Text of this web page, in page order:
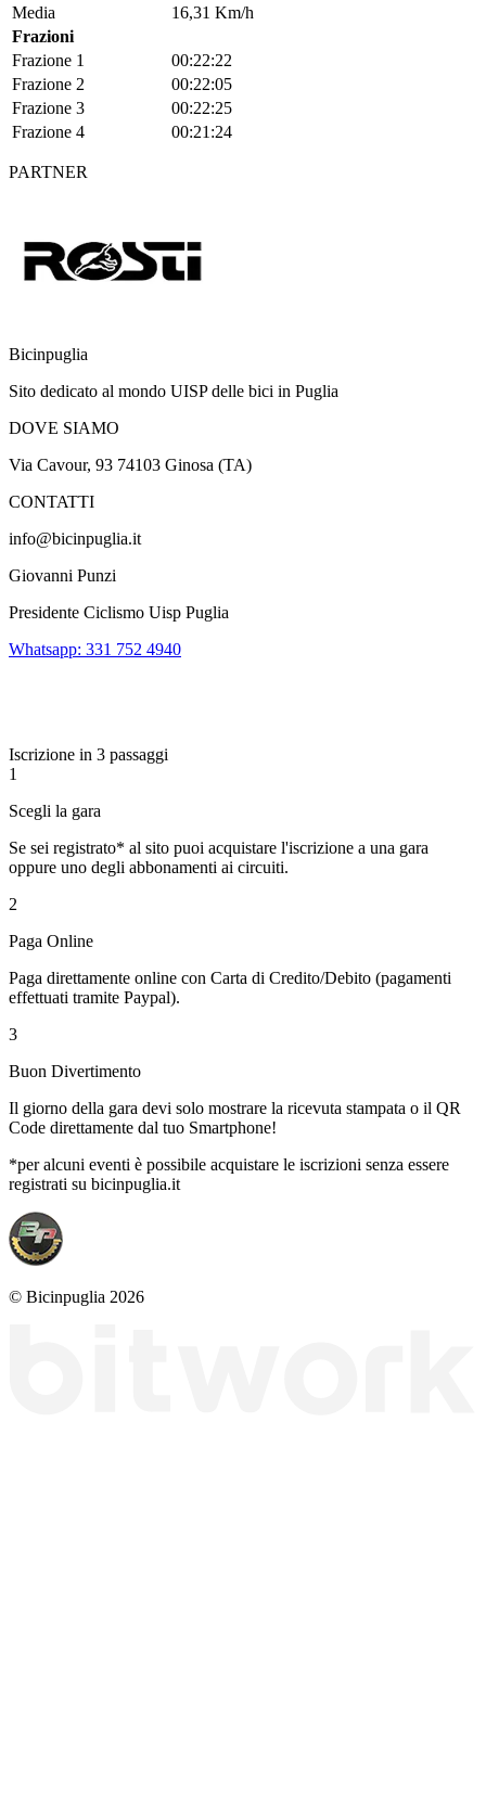
Media
16,31 Km/h
Frazioni
Frazione 1
00:22:22
Frazione 2
00:22:05
Frazione 3
00:22:25
Frazione 4
00:21:24
PARTNER
Bicinpuglia
Sito dedicato al mondo UISP delle bici in Puglia
DOVE SIAMO
Via Cavour, 93 74103 Ginosa (TA)
CONTATTI
info@bicinpuglia.it
Giovanni Punzi
Presidente Ciclismo Uisp Puglia
Whatsapp: 331 752 4940
Iscrizione in 3 passaggi
1
Scegli la gara
Se sei registrato* al sito puoi acquistare l'iscrizione a una gara
oppure uno degli abbonamenti ai circuiti.
2
Paga Online
Paga direttamente online con Carta di Credito/Debito (pagamenti
effettuati tramite Paypal).
3
Buon Divertimento
Il giorno della gara devi solo mostrare la ricevuta stampata o il QR
Code direttamente dal tuo Smartphone!
*per alcuni eventi è possibile acquistare le iscrizioni senza essere
registrati su bicinpuglia.it
© Bicinpuglia 2026